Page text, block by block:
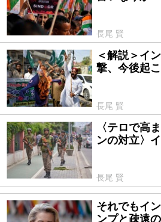
長尾 賢
2025/05/09
＜解説＞イ
撃、今後起
長尾 賢
2025/05/07
〈テロで高
ンの対立〉
長尾 賢
2025/02/25
それでもイ
ンプと疎遠